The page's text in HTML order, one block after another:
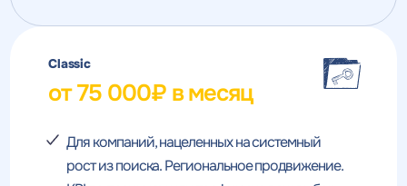
Classic
от 75 000₽ в месяц
Для компаний, нацеленных на системный
рост из поиска. Региональное продвижение.